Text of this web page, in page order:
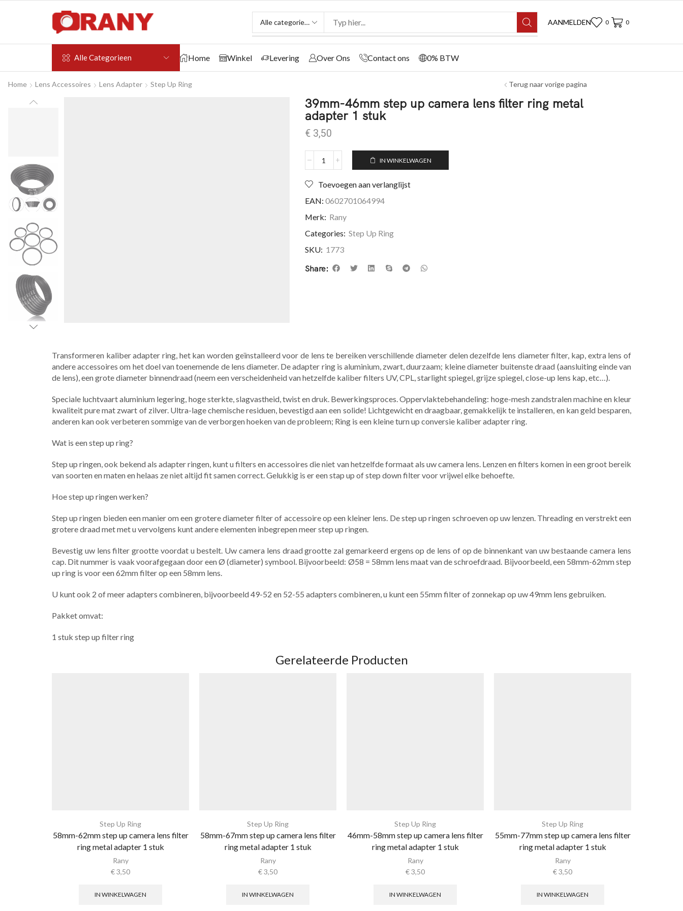
AANMELDEN 0 0
Alle Categorieen Home Winkel Levering Over Ons Contact ons 0% BTW
Home Lens Accessoires Lens Adapter Step Up Ring Terug naar vorige pagina
39mm-46mm step up camera lens filter ring metal
adapter 1 stuk
€ 3,50
IN WINKELWAGEN
Toevoegen aan verlanglijst
EAN: 0602701064994
Merk: Rany
Categories: Step Up Ring
SKU: 1773
Share:
Transformeren kaliber adapter ring, het kan worden geïnstalleerd voor de lens te bereiken verschillende diameter delen dezelfde lens diameter filter, kap, extra lens of
andere accessoires om het doel van toenemende de lens diameter. De adapter ring is aluminium, zwart, duurzaam; kleine diameter buitenste draad (aansluiting einde van
de lens), een grote diameter binnendraad (neem een verscheidenheid van hetzelfde kaliber filters UV, CPL, starlight spiegel, grijze spiegel, close-up lens kap, etc…).
Speciale luchtvaart aluminium legering, hoge sterkte, slagvastheid, twist en druk. Bewerkingsproces. Oppervlaktebehandeling: hoge-mesh zandstralen machine en kleur
kwaliteit pure mat zwart of zilver. Ultra-lage chemische residuen, bevestigd aan een solide! Lichtgewicht en draagbaar, gemakkelijk te installeren, en kan geld besparen,
anderen kan ook verbeteren sommige van de verborgen hoeken van de probleem; Ring is een kleine turn up conversie kaliber adapter ring.
Wat is een step up ring?
Step up ringen, ook bekend als adapter ringen, kunt u filters en accessoires die niet van hetzelfde formaat als uw camera lens. Lenzen en filters komen in een groot bereik
van soorten en maten en helaas ze niet altijd fit samen correct. Gelukkig is er een stap up of step down filter voor vrijwel elke behoefte.
Hoe step up ringen werken?
Step up ringen bieden een manier om een grotere diameter filter of accessoire op een kleiner lens. De step up ringen schroeven op uw lenzen. Threading en verstrekt een
grotere draad met met u vervolgens kunt andere elementen inbegrepen meer step up ringen.
Bevestig uw lens filter grootte voordat u bestelt. Uw camera lens draad grootte zal gemarkeerd ergens op de lens of op de binnenkant van uw bestaande camera lens
cap. Dit nummer is vaak voorafgegaan door een Ø (diameter) symbool. Bijvoorbeeld: Ø58 = 58mm lens maat van de schroefdraad. Bijvoorbeeld, een 58mm-62mm step
up ring is voor een 62mm filter op een 58mm lens.
U kunt ook 2 of meer adapters combineren, bijvoorbeeld 49-52 en 52-55 adapters combineren, u kunt een 55mm filter of zonnekap op uw 49mm lens gebruiken.
Pakket omvat:
1 stuk step up filter ring
Gerelateerde Producten
Step Up Ring
58mm-62mm step up camera lens filter
ring metal adapter 1 stuk
Rany
€3,50
IN WINKELWAGEN
Step Up Ring
58mm-67mm step up camera lens filter
ring metal adapter 1 stuk
Rany
€3,50
IN WINKELWAGEN
Step Up Ring
46mm-58mm step up camera lens filter
ring metal adapter 1 stuk
Rany
€3,50
IN WINKELWAGEN
Step Up Ring
55mm-77mm step up camera lens filter
ring metal adapter 1 stuk
Rany
€3,50
IN WINKELWAGEN